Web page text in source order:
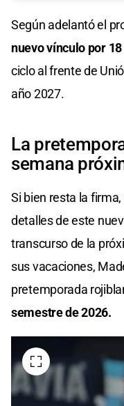
Según adelantó el
nuevo vínculo por
ciclo al frente de
año 2027.
La
semana
Si bien resta la
detalles de este
transcurso de la
sus vacaciones,
pretemporada
semestre de 2026.